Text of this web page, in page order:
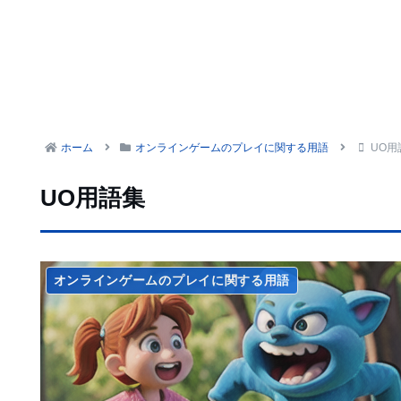
ホーム オンラインゲームのプレイに関する用語 UO用
UO用語集
オンラインゲームのプレイに関する用語